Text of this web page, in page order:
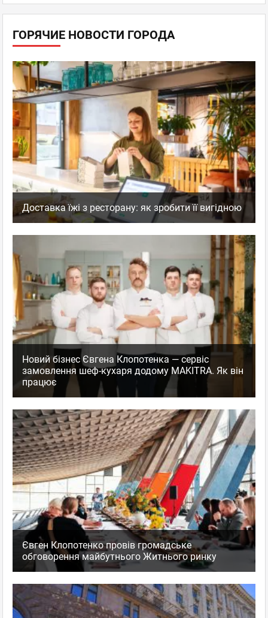
ГОРЯЧИЕ НОВОСТИ ГОРОДА
Доставка їжі з ресторану: як зробити її вигідною
Новий бізнес Євгена Клопотенка — сервіс
замовлення шеф-кухаря додому MAKITRA. Як він
працює
Євген Клопотенко провів громадське
обговорення майбутнього Житнього ринку